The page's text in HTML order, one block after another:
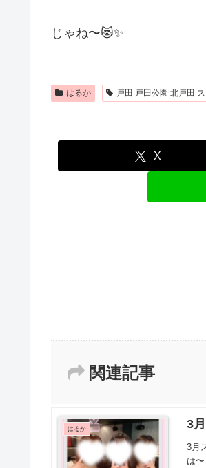
じゃね〜😻✨
はるか 戸田 戸田公園 北戸田
X
関連記事
はるか 3
3月
は